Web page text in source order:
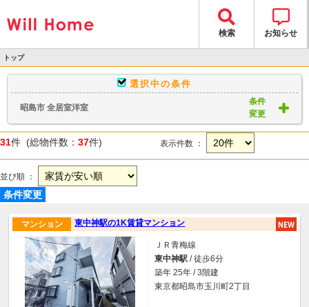
検索 お知らせ
トップ
物件検索
> 物件一覧
選択中の条件
昭島市 全居室洋室
条件
変更
31件 (総物件数： 37件) 表示件数 ：
並び順 ：
条件変更
東中神駅の1K賃貸マンション
マンション
ＪＲ青梅線
東中神駅 / 徒歩6分
築年 25年 / 3階建
東京都昭島市玉川町2丁目